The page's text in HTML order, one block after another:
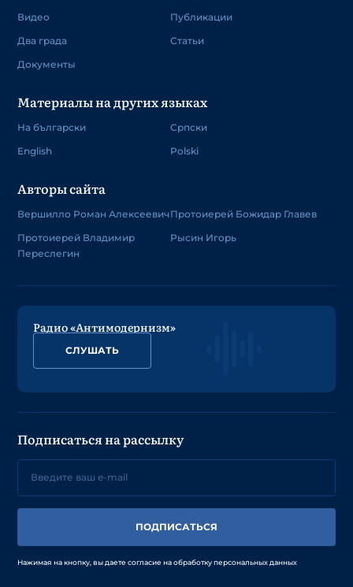
Видео
Два града
Документы
Публикации
Статьи
Материалы на других языках
На български
English
Српски
Polski
Авторы сайта
Вершилло Роман Алексеевич
Протоиерей Владимир
Переслегин
Протоиерей Божидар Главев
Рысин Игорь
Радио «Антимодернизм»
СЛУШАТЬ
Подписаться на рассылку
ПОДПИСАТЬСЯ
Нажимая на кнопку, вы даете согласие на обработку персональных данных